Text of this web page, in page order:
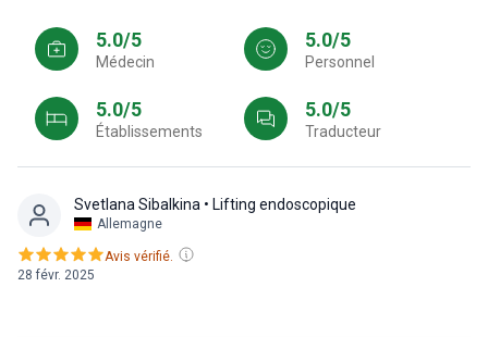
5.0/5
Médecin
5.0/5
personnel
5.0/5
Établissements
5.0/5
Traducteur
Svetlana Sibalkina • Lifting endoscopique
Allemagne
28 févr. 2025
Avis vérifié.